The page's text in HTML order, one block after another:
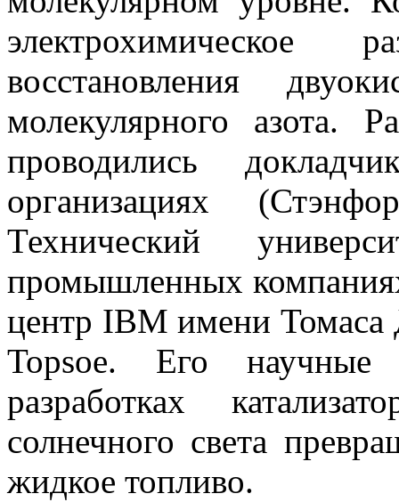
электрохимическое
восстановления
молекулярного азота.
проводились
организациях
Технический
промышленных
центр IBM имени
Topsoe. Его научные
разработках
солнечного света
жидкое топливо.